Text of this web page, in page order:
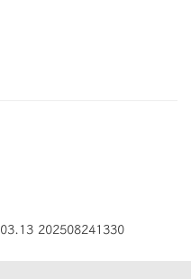
202508241330